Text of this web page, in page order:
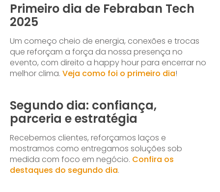
Primeiro dia de Febraban Tech
2025
Um começo cheio de energia, conexões e trocas
que reforçam a força da nossa presença no
evento, com direito a happy hour para encerrar no
melhor clima. Veja como foi o primeiro dia!
Segundo dia: confiança,
parceria e estratégia
Recebemos clientes, reforçamos laços e
mostramos como entregamos soluções sob
medida com foco em negócio. Confira os
destaques do segundo dia.